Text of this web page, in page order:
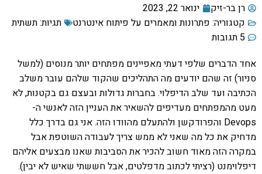
רן בר-זיק
ינואר 22, 2023
קטגוריה: פתרונות ומאמרים על פיתוח אינטרנט תגיות:תשתית
5 תגובות
אחד הדברים שלפי דעתי מאפיינים מפתחים יותר מנוסים (למשל
סניור) זה שהם יודעים מה התהליכים שהקוד שלהם עובר משלב
הכתיבה ועד שלב הדיפלוי. בחברות גדולות ובעצם גם בקטנות, לא
מעט מהמפתחים מעדיפים להשאיר את העניין הזה לאנשי ה-
Devops והפרודקשן ולהתעלם מהוודו הזה. אני גם בדרך כלל
מדחיק את כל מה שאני לא ממש צריך לעבודה השוטפת אבל
במקרה הזה מאוד חשוב להכיר את הסביבות שאנו מבצעים אליהם
דיפלוימנט (רציתי לכתוב מדפלטים, אבל חששתי שאיש לא יבין).